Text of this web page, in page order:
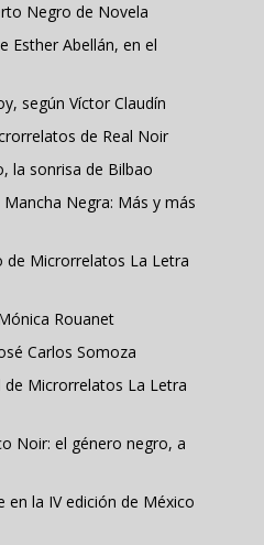
Negro de Novela
Esther Abellán, en el
según Víctor Claudín
de Real Noir
la sonrisa de Bilbao
Negra: Más y más
de Microrrelatos La Letra
Rouanet
Carlos Somoza
de Microrrelatos La Letra
Noir: el género negro, a
en la IV edición de México